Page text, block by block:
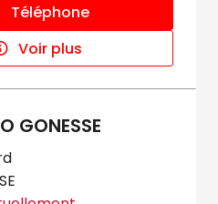
Téléphone
Voir plus
GONESSE